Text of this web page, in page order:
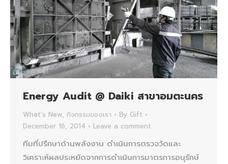
Energy Audit @ Daiki สาขาอมตะนคร
What's New, กิจกรรมของเรา By Gift
December 16, 2014
Leave a comment
ทีมที่ปรึกษาด้านพลังงาน ดำเนินการตรวจวัดและ
วิเคราะห์ผลประหยัดจากการดำเนินการมาตรการอนุรักษ์